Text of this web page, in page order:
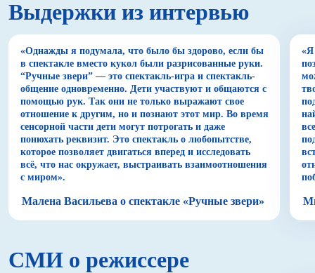
теней — «Дюймовочка» — погружает в мир
классической музыки, соединяя мелодии с
визуальными образами.
Помимо спектаклей «Всюду театр» представляет
образовательные и развивающие активности для
детей. Участники мастер-класса «Как рождаются
тени» создают уникальный мини-спектакль в жанре
театра теней на свободную или заранее заданную
тему. Для школ «Всюду театр» преобразовал этот
формат в спектакль-урок, который направлен на
развитие навыков работы в команде и творческого
мышления. Под руководством режиссера-педагога
картон, специальные пленки, маркеры и фонарики.
Театр проводил такие занятия, посвященные поэзии
таблице умножения.
Выдержки из интервью
Малена Васильева о спектакле «Ручные звери»
«Однажды я подумала, что было бы здорово, если бы
в спектакле вместо кукол были разрисованные руки.
“Ручные звери” — это спектакль-игра и спектакль-
общение одновременно. Дети участвуют и общаются с
помощью рук. Так они не только выражают свое
отношение к другим, но и познают этот мир. Во время
сенсорной части дети могут потрогать и даже
понюхать реквизит. Это спектакль о любопытстве,
которое позволяет двигаться вперед и исследовать
всё, что нас окружает, выстраивать взаимоотношения
с миром».
«Я
СМИ о режиссере